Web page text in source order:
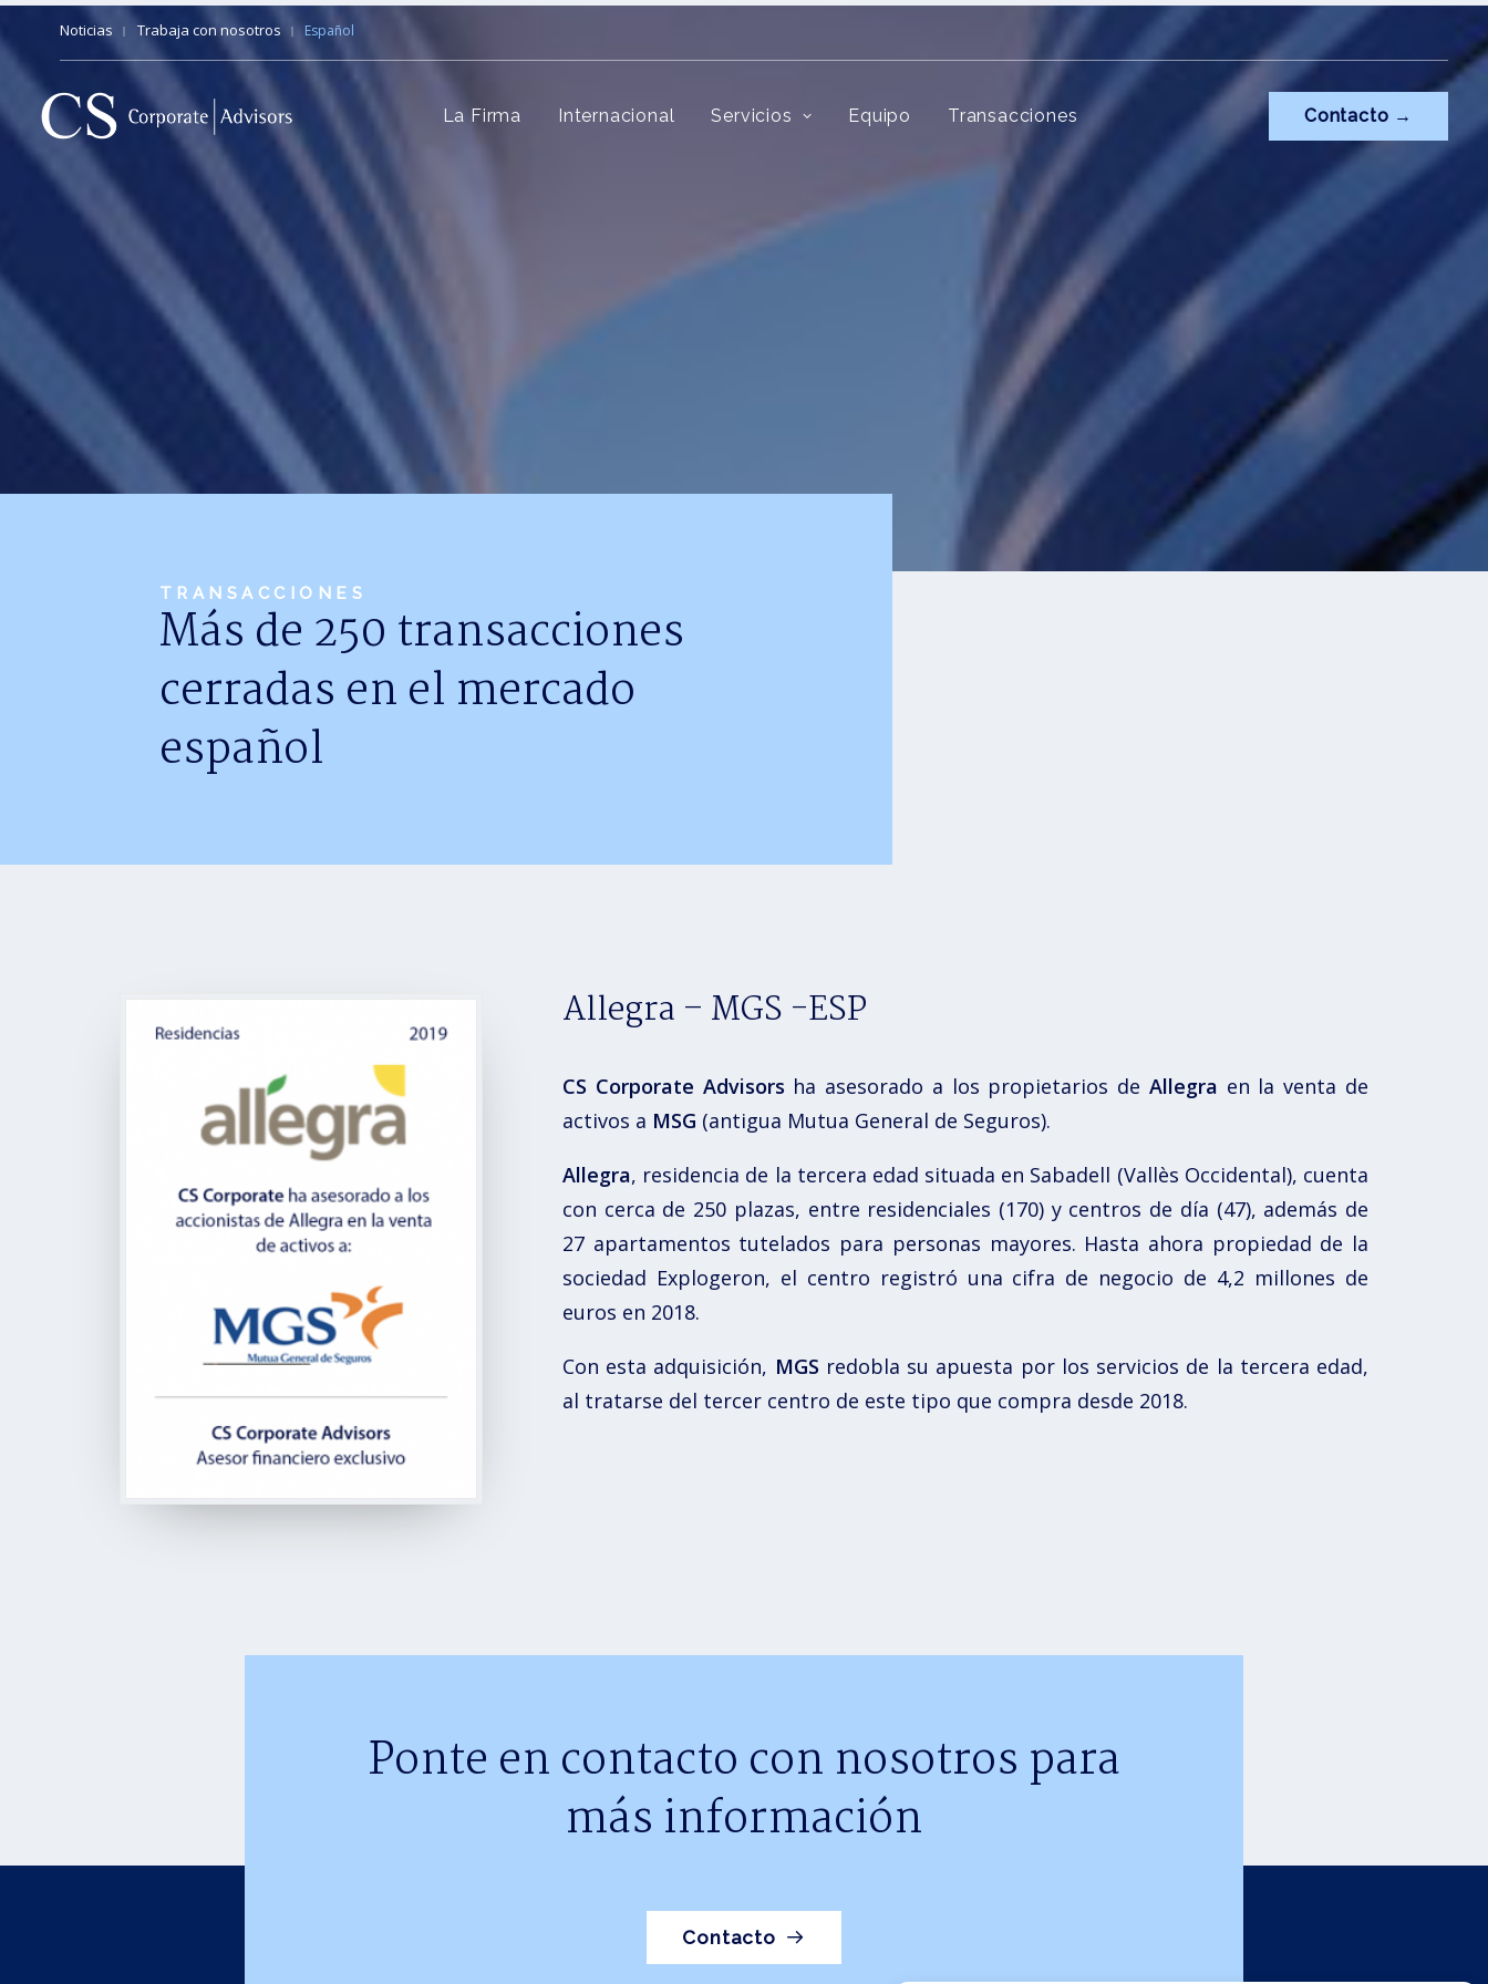
Noticias Trabaja con nosotros Español
La Firma Internacional Servicios Equipo Transacciones Contacto →
TRANSACCIONES
Más de 250 transacciones
cerradas en el mercado
español
Allegra – MGS -ESP
CS Corporate Advisors ha asesorado a los propietarios de Allegra en la venta de
activos a MSG (antigua Mutua General de Seguros).
Allegra, residencia de la tercera edad situada en Sabadell (Vallès Occidental), cuenta
con cerca de 250 plazas, entre residenciales (170) y centros de día (47), además de
27 apartamentos tutelados para personas mayores. Hasta ahora propiedad de la
sociedad Explogeron, el centro registró una cifra de negocio de 4,2 millones de
euros en 2018.
Con esta adquisición, MGS redobla su apuesta por los servicios de la tercera edad,
al tratarse del tercer centro de este tipo que compra desde 2018.
Ponte en contacto con nosotros para
más información
Contacto